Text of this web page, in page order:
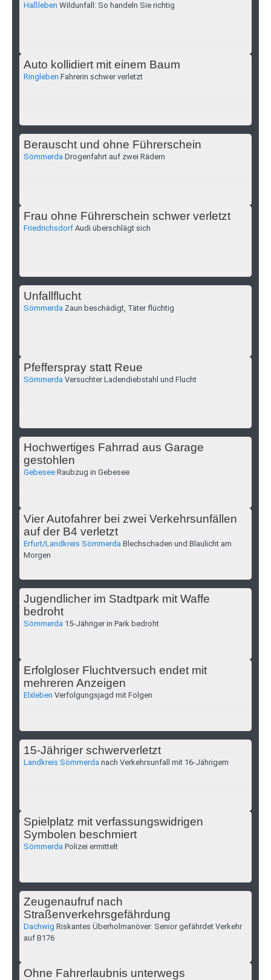
Haßleben Wildunfall: So handeln Sie richtig
Auto kollidiert mit einem Baum
Ringleben Fahrerin schwer verletzt
Berauscht und ohne Führerschein
Sömmerda Drogenfahrt auf zwei Rädern
Frau ohne Führerschein schwer verletzt
Friedrichsdorf Audi überschlägt sich
Unfallflucht
Sömmerda Zaun beschädigt, Täter flüchtig
Pfefferspray statt Reue
Sömmerda Versuchter Ladendiebstahl und Flucht
Hochwertiges Fahrrad aus Garage
gestohlen
Gebesee Raubzug in Gebesee
Vier Autofahrer bei zwei Verkehrsunfällen
auf der B4 verletzt
Erfurt/Landkreis Sömmerda Blechschaden und Blaulicht am
Morgen
Jugendlicher im Stadtpark mit Waffe
bedroht
Sömmerda 15-Jähriger in Park bedroht
Erfolgloser Fluchtversuch endet mit
mehreren Anzeigen
Elxleben Verfolgungsjagd mit Folgen
15-Jähriger schwerverletzt
Landkreis Sömmerda nach Verkehrsunfall mit 16-Jährigem
Spielplatz mit verfassungswidrigen
Symbolen beschmiert
Sömmerda Polizei ermittelt
Zeugenaufruf nach
Straßenverkehrsgefährdung
Dachwig Riskantes Überholmanöver: Senior gefährdet Verkehr
auf B176
Ohne Fahrerlaubnis unterwegs